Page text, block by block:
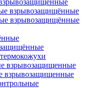
взрывозащищённые
взрывозащищённые
взрывозащищенные
взрывозащищенные